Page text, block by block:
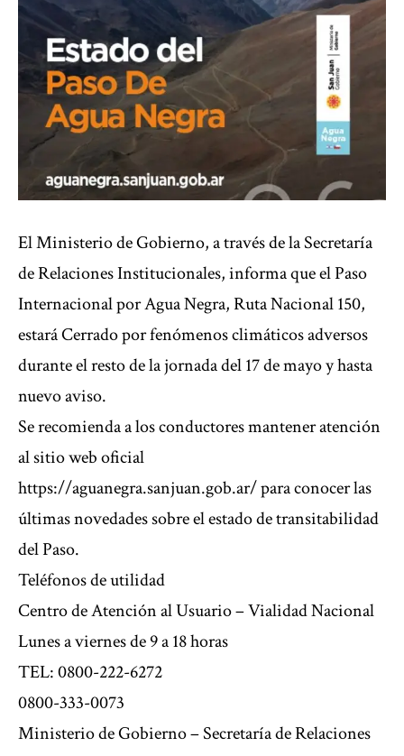
El Ministerio de Gobierno, a través de la Secretaría
de Relaciones Institucionales, informa que el Paso
Internacional por Agua Negra, Ruta Nacional 150,
estará Cerrado por fenómenos climáticos adversos
durante el resto de la jornada del 17 de mayo y hasta
nuevo aviso.
Se recomienda a los conductores mantener atención
al sitio web oficial
https://aguanegra.sanjuan.gob.ar/ para conocer las
últimas novedades sobre el estado de transitabilidad
del Paso.
Teléfonos de utilidad
Centro de Atención al Usuario – Vialidad Nacional
Lunes a viernes de 9 a 18 horas
TEL: 0800-222-6272
0800-333-0073
Ministerio de Gobierno – Secretaría de Relaciones